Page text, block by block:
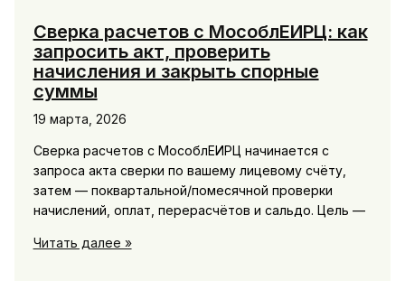
Сверка расчетов с МособлЕИРЦ: как
запросить акт, проверить
начисления и закрыть спорные
суммы
19 марта, 2026
Сверка расчетов с МособлЕИРЦ начинается с
запроса акта сверки по вашему лицевому счёту,
затем — поквартальной/помесячной проверки
начислений, оплат, перерасчётов и сальдо. Цель —
Сверка
Читать далее »